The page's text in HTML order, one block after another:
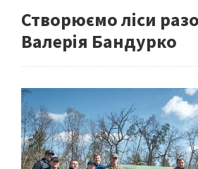
Створюємо ліси
Валерія Бандурко